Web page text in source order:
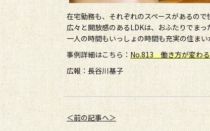
在宅勤務も、それぞれのスペースがあるので
広々と開放感のあるLDKは、おふたりでまっ
一人の時間もいっしょの時間も充実の住まい
事例詳細はこちら： No.813 働き方が変わ
広報：長谷川基子
＜前の記事へ＞